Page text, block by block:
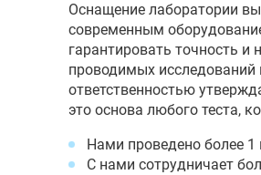
Оснащение лаборатории
современным
гарантировать точность и
проводимых исследований
ответственностью
это основа любого теста,
Нами проведено более
С нами сотрудничает